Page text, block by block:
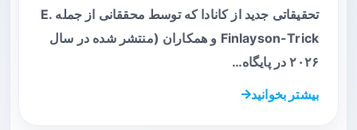
تحقیقاتی جدید از کانادا که توسط محققانی از جمله E.
Finlayson-Trick و همکاران (منتشر شده در سال
۲۰۲۶ در پایگاه…
بیشتر بخوانید